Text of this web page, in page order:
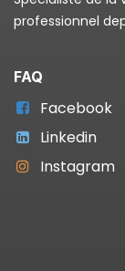
professionnel
FAQ
Facebook
Linkedin
Instagram